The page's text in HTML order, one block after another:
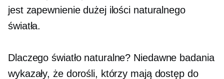
jest zapewnienie dużej ilości naturalnego
światła.
Dlaczego światło naturalne? Niedawne badania
wykazały, że dorośli, którzy mają dostęp do